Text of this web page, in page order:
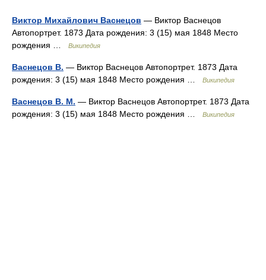
Виктор Михайлович Васнецов — Виктор Васнецов
Автопортрет. 1873 Дата рождения: 3 (15) мая 1848 Место
рождения …
Википедия
Васнецов В. — Виктор Васнецов Автопортрет. 1873 Дата
рождения: 3 (15) мая 1848 Место рождения …
Википедия
Васнецов В. М. — Виктор Васнецов Автопортрет. 1873 Дата
рождения: 3 (15) мая 1848 Место рождения …
Википедия